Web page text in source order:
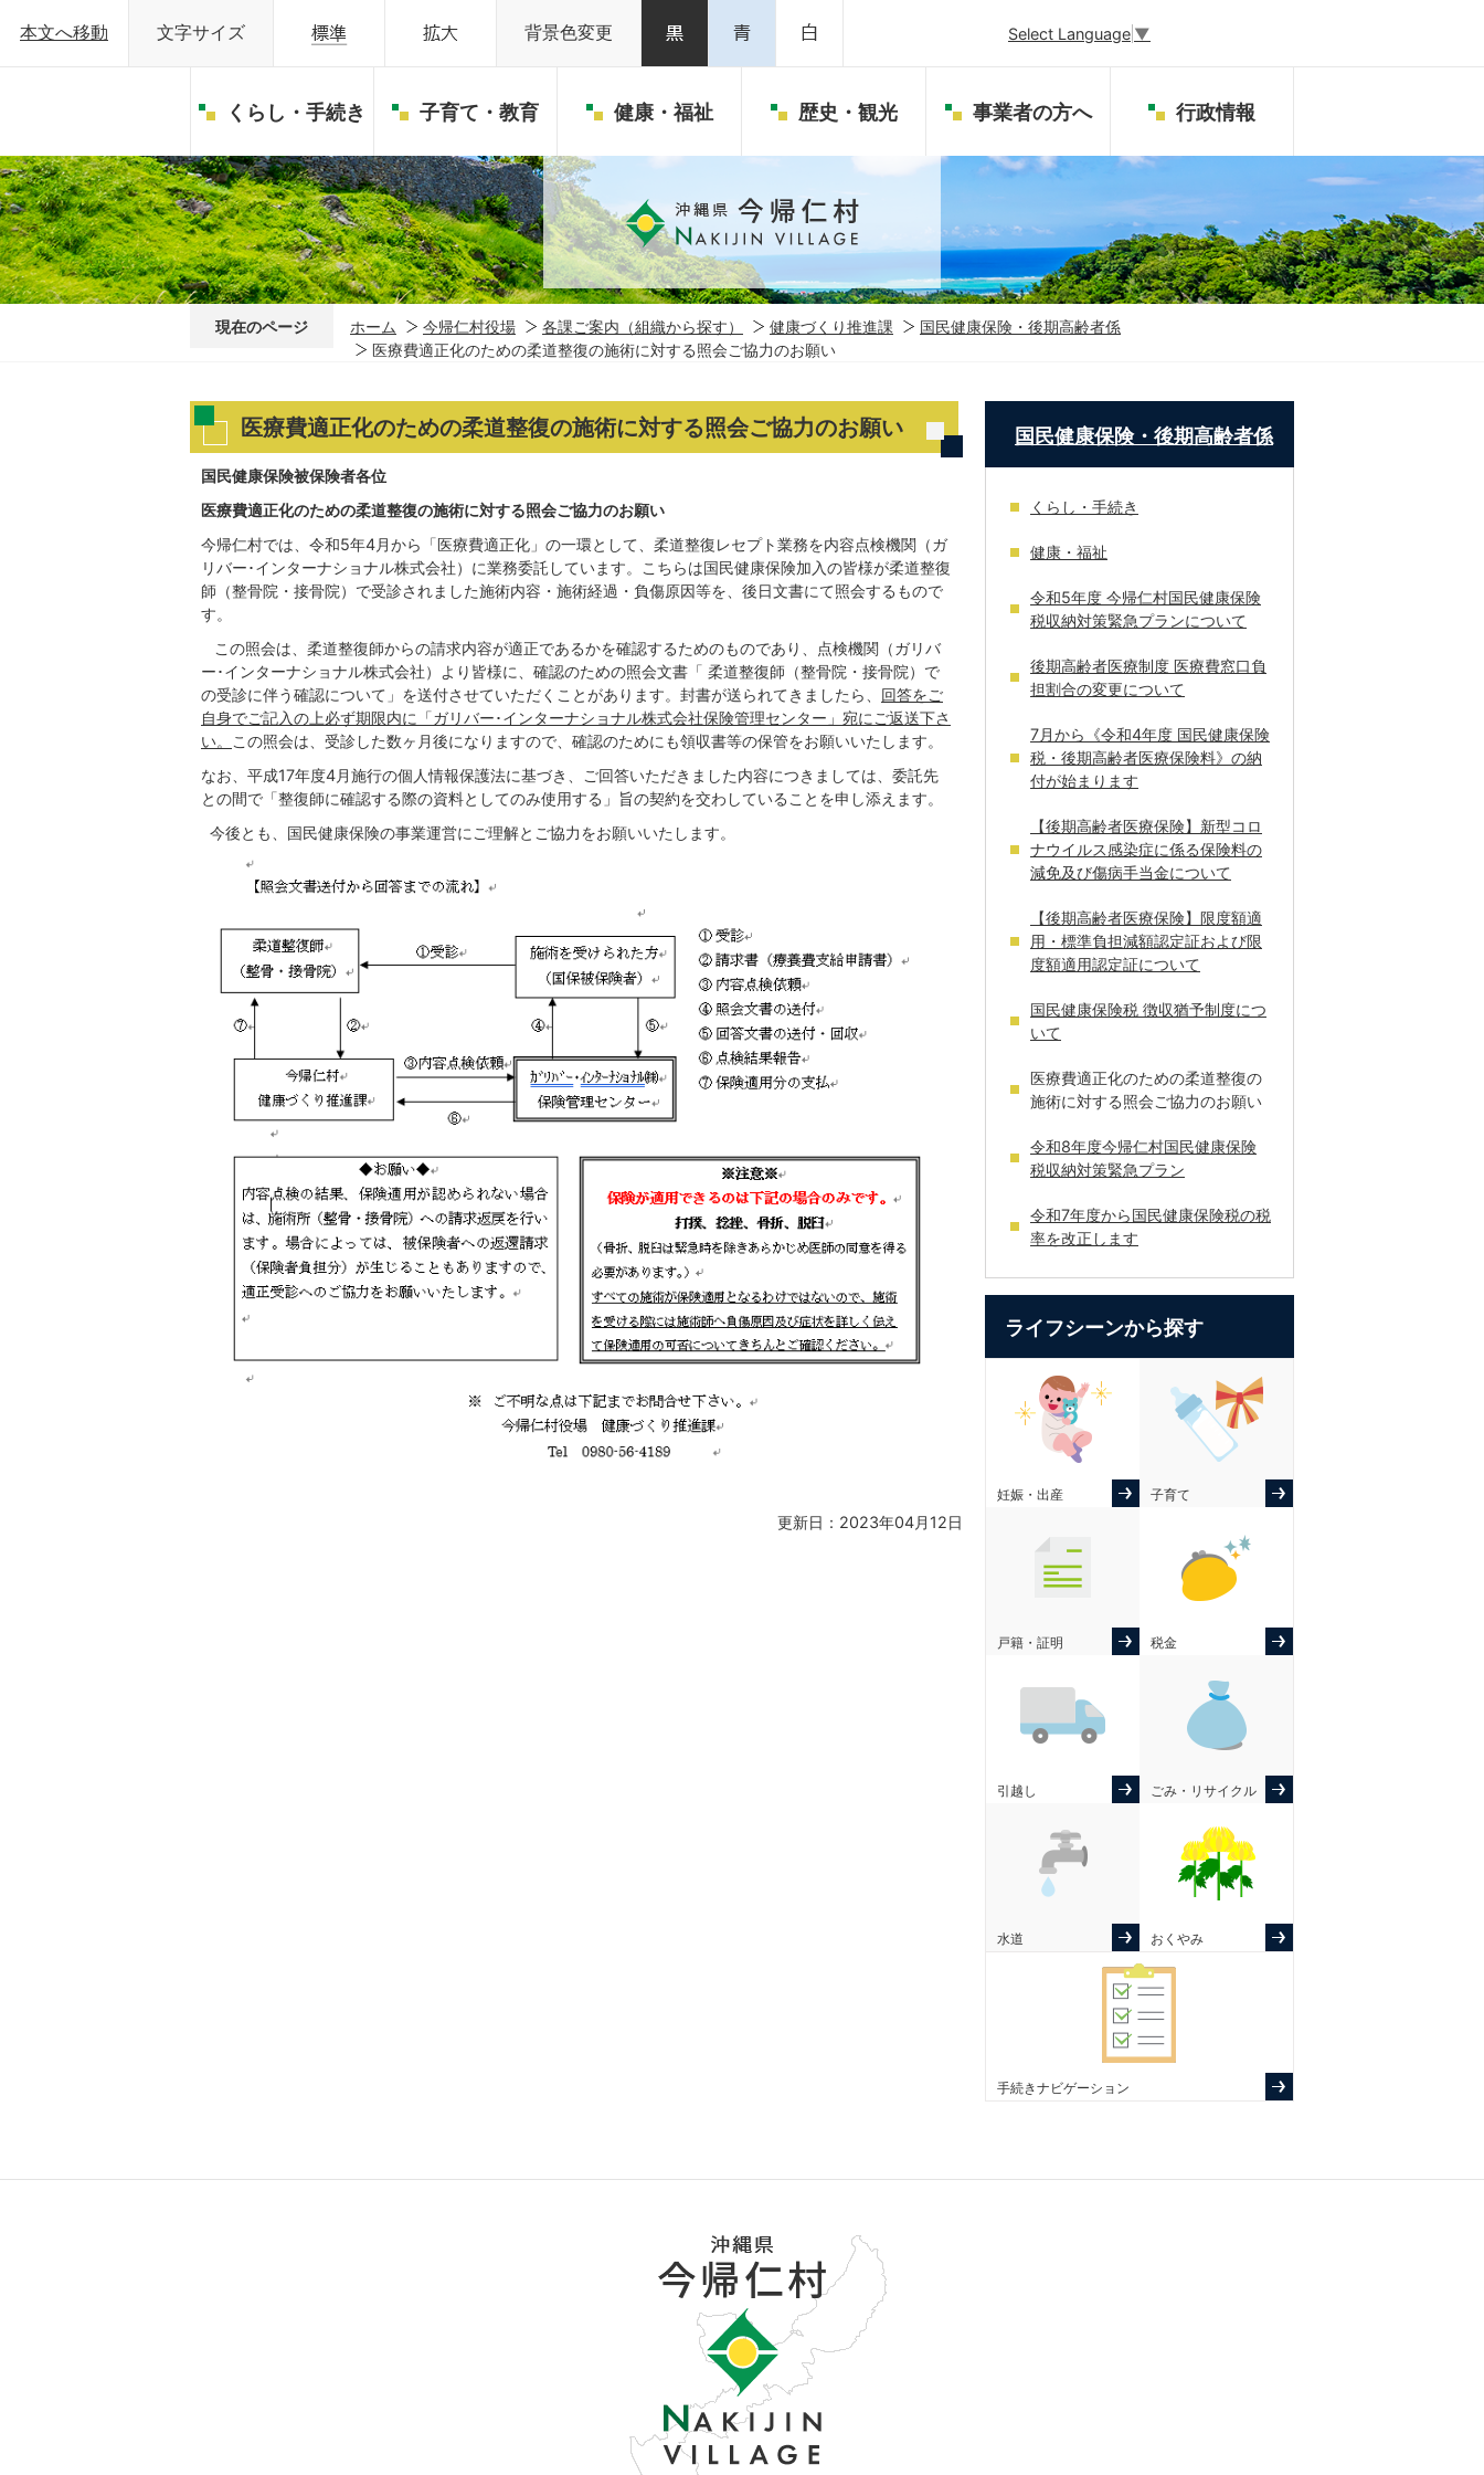
本文へ移動 文字サイズ 背景色変更 Select Language ▼
くらし・手続き 子育て・教育 健康・福祉 歴史・観光 事業者の方へ 行政情報
現在のページ ホーム 今帰仁村役場 各課ご案内（組織から探す） 健康づくり推進課
国民健康保険・後期高齢者係
医療費適正化のための柔道整復の施術に対する照会ご協力のお願い
医療費適正化のための柔道整復の施術に対する照会ご協力のお願い
国民健康保険被保険者各位
医療費適正化のための柔道整復の施術に対する照会ご協力のお願い
今帰仁村では、令和5年4月から「医療費適正化」の一環として、柔道整復レセプト業務を内容点検機関（ガ
リバー･インターナショナル株式会社）に業務委託しています。こちらは国民健康保険加入の皆様が柔道整復
師（整骨院・接骨院）で受診されました施術内容・施術経過・負傷原因等を、後日文書にて照会するもので
す。
この照会は、柔道整復師からの請求内容が適正であるかを確認するためのものであり、点検機関（ガリバ
ー･インターナショナル株式会社）より皆様に、確認のための照会文書「 柔道整復師（整骨院・接骨院）で
の受診に伴う確認について」を送付させていただくことがあります。封書が送られてきましたら、 回答をご
自身でご記入の上必ず期限内に「ガリバー･インターナショナル株式会社保険管理センター」宛にご返送下さ
い。
この照会は、受診した数ヶ月後になりますので、確認のためにも領収書等の保管をお願いいたします。
なお、平成17年度4月施行の個人情報保護法に基づき、ご回答いただきました内容につきましては、委託先
との間で「整復師に確認する際の資料としてのみ使用する」旨の契約を交わしていることを申し添えます。
今後とも、国民健康保険の事業運営にご理解とご協力をお願いいたします。
更新日：2023年04月12日
国民健康保険・後期高齢者係
くらし・手続き
健康・福祉
令和5年度 今帰仁村国民健康保険
税収納対策緊急プランについて
後期高齢者医療制度 医療費窓口負
担割合の変更について
7月から《令和4年度 国民健康保険
税・後期高齢者医療保険料》の納
付が始まります
【後期高齢者医療保険】新型コロ
ナウイルス感染症に係る保険料の
減免及び傷病手当金について
【後期高齢者医療保険】限度額適
用・標準負担減額認定証および限
度額適用認定証について
国民健康保険税 徴収猶予制度につ
いて
医療費適正化のための柔道整復の
施術に対する照会ご協力のお願い
令和8年度今帰仁村国民健康保険
税収納対策緊急プラン
令和7年度から国民健康保険税の税
率を改正します
ライフシーンから探す
妊娠・出産 子育て
戸籍・証明 税金
引越し ごみ・リサイクル
水道 おくやみ
手続きナビゲーション